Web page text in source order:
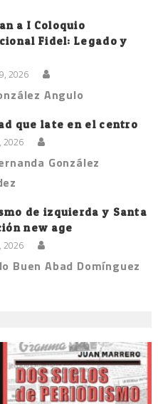
a I Coloquio
Fidel: Legado y
2026
Angulo
que late en el centro
2026
González
de izquierda y Santa
new age
2026
Buen Abad Domínguez